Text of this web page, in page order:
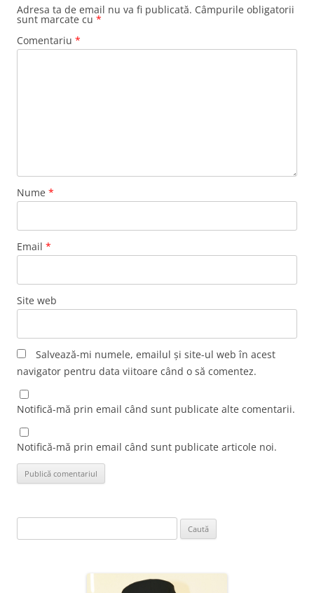
Adresa ta de email nu va fi publicată. Câmpurile obligatorii
sunt marcate cu *
Comentariu *
Nume *
Email *
Site web
Salvează-mi numele, emailul și site-ul web în acest
navigator pentru data viitoare când o să comentez.
Notifică-mă prin email când sunt publicate alte comentarii.
Notifică-mă prin email când sunt publicate articole noi.
după: